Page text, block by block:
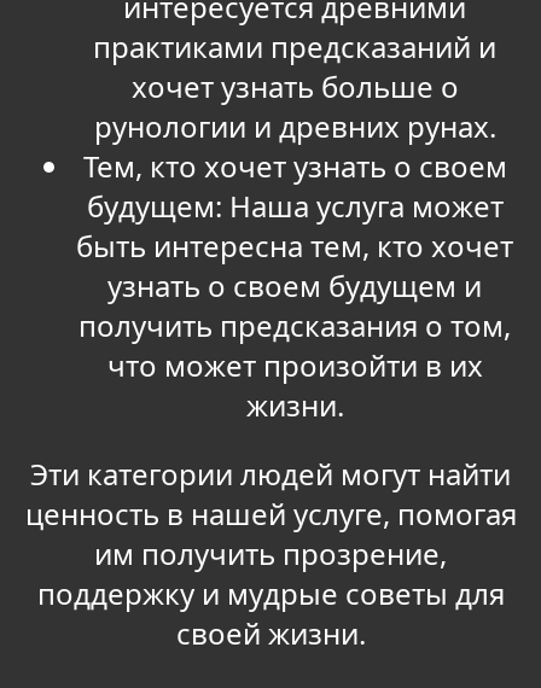
практиками предсказаний и
хочет узнать больше о
рунологии и древних рунах.
Тем, кто хочет узнать о своем
будущем: Наша услуга может
быть интересна тем, кто хочет
узнать о своем будущем и
получить предсказания о том,
что может произойти в их
жизни.
Эти категории людей могут найти
ценность в нашей услуге, помогая
им получить прозрение,
поддержку и мудрые советы для
своей жизни.